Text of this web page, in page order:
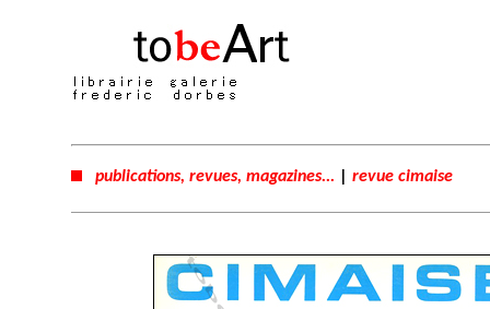
publications, revues, magazines... revue cimaise